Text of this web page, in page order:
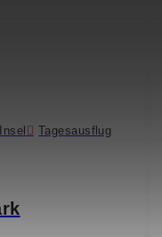
Insel
Tagesausflug